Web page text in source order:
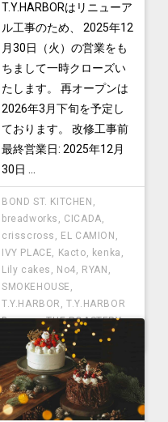
T.Y.HARBORはリニューア
ル工事のため、 2025年12
月30日（火）の営業をも
ちまして一時クローズい
たします。 再オープンは
2026年3月下旬を予定し
ております。 改修工事前
最終営業日: 2025年12月
30日 ...
BOND ST. KITCHEN ,
breadworks , CICADA,
crisscross , EL CAMION ,
IVY PLACE, Kacto, kenka ,
Lily cakes , No4, RYAN ,
SMOKEHOUSE ,
T.Y.HARBOR ,T.Y.HARBOR
Brewery,THE ROASTERY,
TYSONS